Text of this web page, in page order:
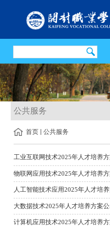
公共服务
首页 公共服务
工业互联网技术2025年人才培养
物联网应用技术2025年人才培养
人工智能技术应用2025年人才培
大数据技术2025年人才培养方案
计算机应用技术2025年人才培养